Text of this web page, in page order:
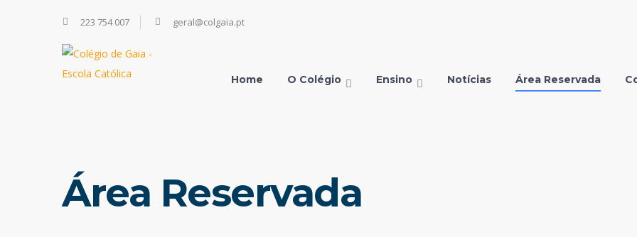
223 754 007 geral@colgaia.pt
Home O Colégio Ensino Notícias Área Reservada
Área Reservada